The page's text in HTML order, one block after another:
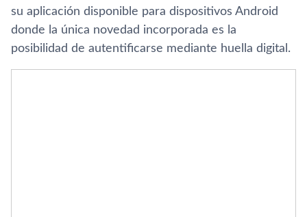
su aplicación disponible para dispositivos Android
donde la única novedad incorporada es la
posibilidad de autentificarse mediante huella digital.